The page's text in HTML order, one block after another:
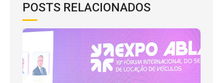
POSTS RELACIONADOS